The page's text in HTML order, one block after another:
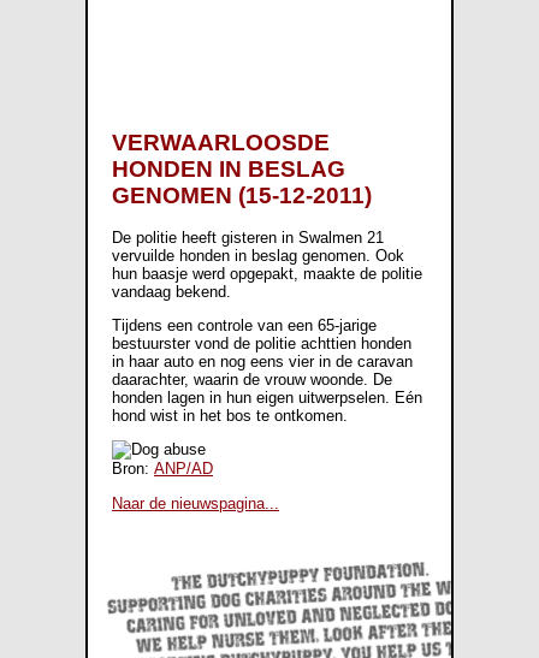
VERWAARLOOSDE
HONDEN IN BESLAG
GENOMEN (15-12-2011)
De politie heeft gisteren in Swalmen 21
vervuilde honden in beslag genomen. Ook
hun baasje werd opgepakt, maakte de politie
vandaag bekend.
Tijdens een controle van een 65-jarige
bestuurster vond de politie achttien honden
in haar auto en nog eens vier in de caravan
daarachter, waarin de vrouw woonde. De
honden lagen in hun eigen uitwerpselen. Eén
hond wist in het bos te ontkomen.
Bron: ANP/AD
Naar de nieuwspagina...